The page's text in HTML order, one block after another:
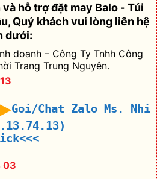
và hỗ trợđặt may Balo - Túi
, Quý khách vui lòng liên hệ
dưới:
doanh – Công Ty Tnhh Công
Trang Trung Nguyên.
Goi/Chat Zalo Ms. Nhi
03